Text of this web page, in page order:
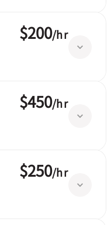
$200/hr
$450/hr
$250/hr